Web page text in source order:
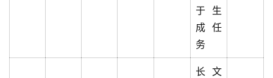
于生
成任
务
长文